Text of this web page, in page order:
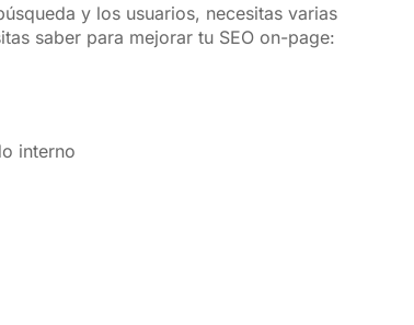
y los usuarios, necesitas varias
saber para mejorar tu SEO on-page:
interno